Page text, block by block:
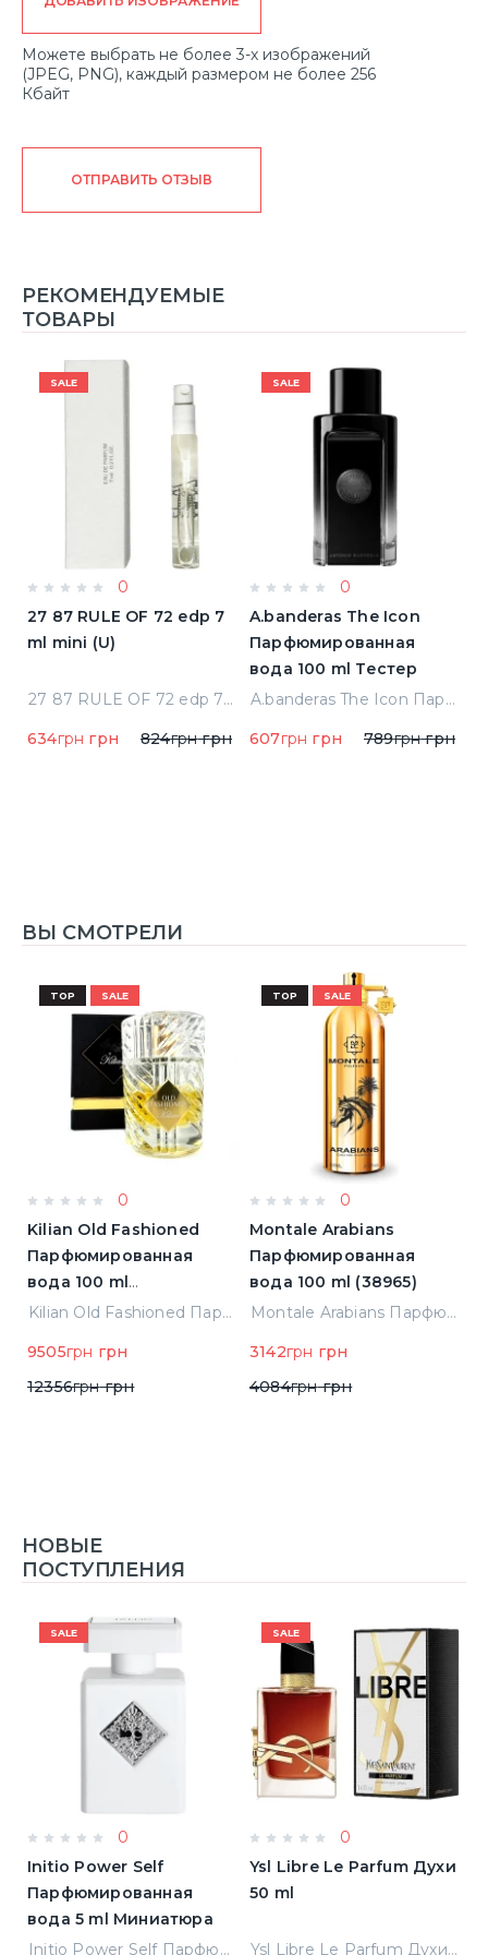
Можете выбрать не более 3-х изображений
(JPEG, PNG), каждый размером не более 256
Кбайт
ОТПРАВИТЬ ОТЗЫВ
РЕКОМЕНДУЕМЫЕ
ТОВАРЫ
SALE
0
27 87 RULE OF 72 edp 7
ml mini (U)
27 87 RULE OF 72 edp 7 ml mini (U)
634грн грн 824грнгрн
SALE
0
A.banderas The Icon
Парфюмированная
вода 100 ml Тестер
A.banderas The Icon Парфюмированная вода 100 ml Тестер
607грн грн 789грнгрн
ВЫ СМОТРЕЛИ
TOP SALE
0
Kilian Old Fashioned
Парфюмированная
вода 100 ml
(3700550240723)
Kilian Old Fashioned Парфюмированная вода 100 ml (3700550240723)
9505грн грн
12356грнгрн
TOP SALE
0
Montale Arabians
Парфюмированная
вода 100 ml (38965)
Montale Arabians Парфюмированная вода 100 ml (38965)
3142грн грн
4084грнгрн
НОВЫЕ
ПОСТУПЛЕНИЯ
SALE
0
Initio Power Self
Парфюмированная
вода 5 ml Миниатюра
Initio Power Self Парфюмированная вода 5 ml Миниатюра
SALE
0
Ysl Libre Le Parfum Духи
50 ml
Ysl Libre Le Parfum Духи 50 ml